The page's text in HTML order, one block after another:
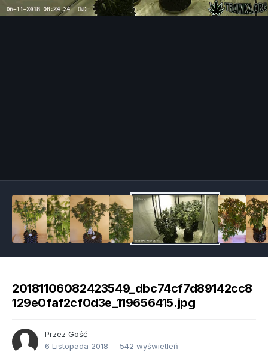
20181106082423549_dbc74cf7d89142cc8
129e0faf2cf0d3e_119656415.jpg
Przez Gość
6 Listopada 2018
542 wyświetleń